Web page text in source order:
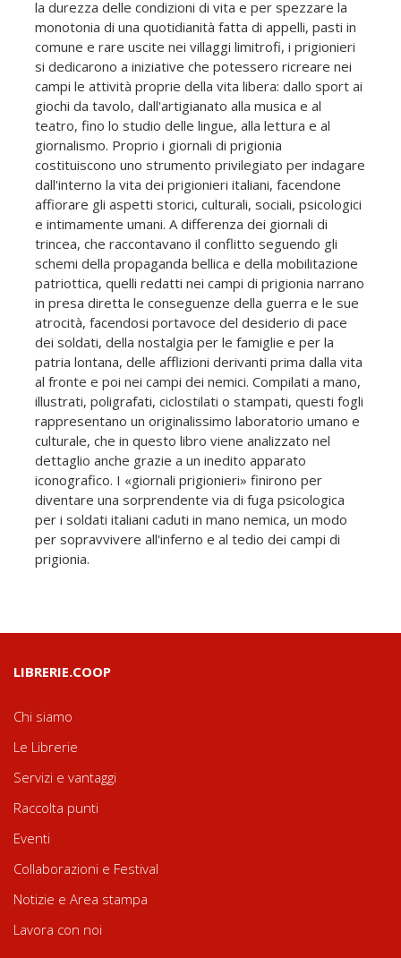
la durezza delle condizioni di vita e per spezzare la
monotonia di una quotidianità fatta di appelli, pasti in
comune e rare uscite nei villaggi limitrofi, i prigionieri
si dedicarono a iniziative che potessero ricreare nei
campi le attività proprie della vita libera: dallo sport ai
giochi da tavolo, dall'artigianato alla musica e al
teatro, fino lo studio delle lingue, alla lettura e al
giornalismo. Proprio i giornali di prigionia
costituiscono uno strumento privilegiato per indagare
dall'interno la vita dei prigionieri italiani, facendone
affiorare gli aspetti storici, culturali, sociali, psicologici
e intimamente umani. A differenza dei giornali di
trincea, che raccontavano il conflitto seguendo gli
schemi della propaganda bellica e della mobilitazione
patriottica, quelli redatti nei campi di prigionia narrano
in presa diretta le conseguenze della guerra e le sue
atrocità, facendosi portavoce del desiderio di pace
dei soldati, della nostalgia per le famiglie e per la
patria lontana, delle afflizioni derivanti prima dalla vita
al fronte e poi nei campi dei nemici. Compilati a mano,
illustrati, poligrafati, ciclostilati o stampati, questi fogli
rappresentano un originalissimo laboratorio umano e
culturale, che in questo libro viene analizzato nel
dettaglio anche grazie a un inedito apparato
iconografico. I «giornali prigionieri» finirono per
diventare una sorprendente via di fuga psicologica
per i soldati italiani caduti in mano nemica, un modo
per sopravvivere all'inferno e al tedio dei campi di
prigionia.
LIBRERIE.COOP
Chi siamo
Le Librerie
Servizi e vantaggi
Raccolta punti
Eventi
Collaborazioni e Festival
Notizie e Area stampa
Lavora con noi